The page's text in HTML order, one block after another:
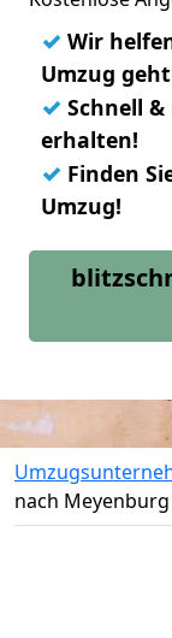
✓ Wir
Umzug
✓ Schnell
erhalten!
✓ Finden
Umzug!
nach Meyenburg